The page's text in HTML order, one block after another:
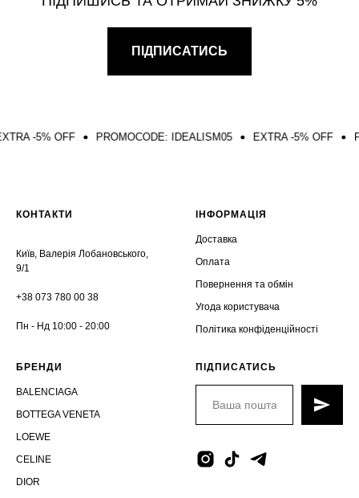
ПІДПИСАТИСЬ
OFF PROMOCODE: IDEALISM05 EXTRA -5% OFF
КОНТАКТИ
Київ, Валерія Лобановського,
9/1
+38 073 780 00 38
Пн - Нд 10:00 - 20:00
ІНФОРМАЦІЯ
Доставка
Оплата
Повернення та обмін
Угода користувача
Політика конфіденційності
БРЕНДИ
BALENCIAGA
BOTTEGA VENETA
LOEWE
CELINE
DIOR
ПІДПИСАТИСЬ